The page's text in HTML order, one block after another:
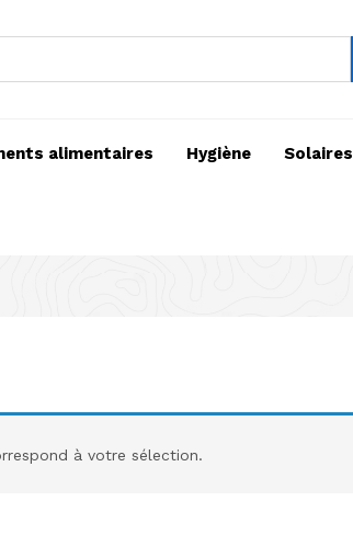
alimentaires Hygiène Solaires
à votre sélection.